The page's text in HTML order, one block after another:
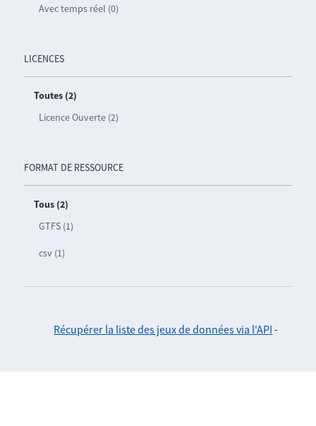
Avec temps réel (0)
LICENCES
Toutes (2)
Licence Ouverte (2)
FORMAT DE RESSOURCE
Tous (2)
GTFS (1)
csv (1)
Récupérer la liste des jeux de données via l'API -